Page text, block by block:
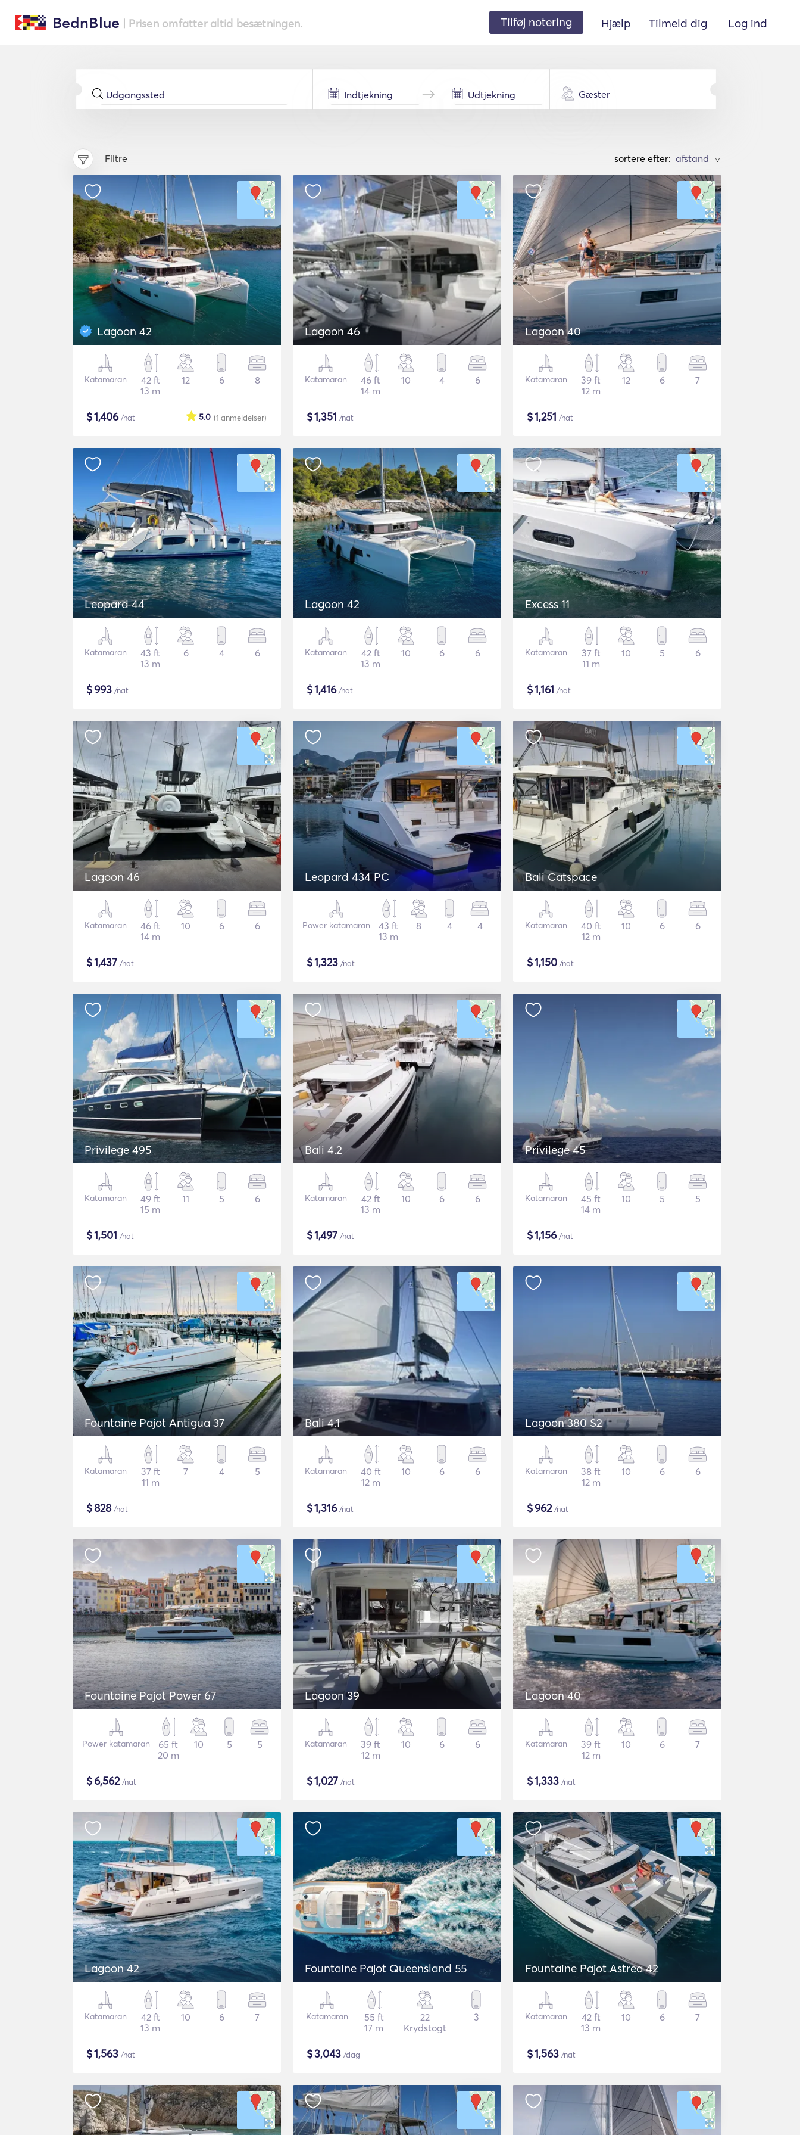
BednBlue | Prisen omfatter altid besætningen. Tilføj notering Hjælp Tilmeld dig Log ind
Gæster
Filtre sortere efter: >
Lagoon 42
Katamaran
42 ft
13 m
12 6 8
$1,406/nat (1 anmeldelser)
5.0
Lagoon 46
Katamaran
46 ft
14 m
10 4 6
$1,351 /nat
Lagoon 40
Katamaran
39 ft
12 m
12 6 7
$1,251 /nat
Leopard 44
Katamaran
43 ft
13 m
6 4 6
$993 /nat
Lagoon 42
Katamaran
42 ft
13 m
10 6 6
$1,416/nat
Excess 11
Katamaran
37 ft
11 m
10 5 6
$1,161 /nat
Lagoon 46
Katamaran
46 ft
14 m
10 6 6
$1,437 /nat
Leopard 434 PC
Power katamaran
43 ft
13 m
8 4 4
$1,323 /nat
Bali Catspace
Katamaran
40 ft
12 m
10 6 6
$1,150 /nat
Privilege 495
Katamaran
49 ft
15 m
11 5 6
$1,501 /nat
Bali 4.2
Katamaran
42 ft
13 m
10 6 6
$1,497 /nat
Privilege 45
Katamaran
45 ft
14 m
10 5 5
$1,156/nat
Fountaine Pajot Antigua 37
Katamaran
37 ft
11 m
7 4 5
$828/nat
Bali 4.1
Katamaran
40 ft
12 m
10 6 6
$1,316/nat
Lagoon 380 S2
Katamaran
38 ft
12 m
10 6 6
$962/nat
Fountaine Pajot Power 67
Power katamaran
65 ft
20 m
10 5 5
$6,562/nat
Lagoon 39
Katamaran
39 ft
12 m
10 6 6
$1,027 /nat
Lagoon 40
Katamaran
39 ft
12 m
10 6 7
$1,333 /nat
Lagoon 42
Katamaran
42 ft
13 m
10 6 7
$1,563 /nat
Fountaine Pajot Queensland 55
Katamaran
55 ft
17 m
22
Krydstogt
3
$3,043 /dag
Fountaine Pajot Astrea 42
Katamaran
42 ft
13 m
10 6 7
$1,563 /nat